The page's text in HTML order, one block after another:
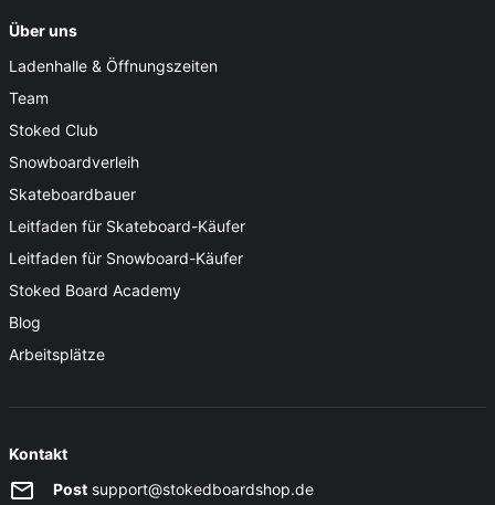
Über uns
Ladenhalle & Öffnungszeiten
Team
Stoked Club
Snowboardverleih
Skateboardbauer
Leitfaden für Skateboard-Käufer
Leitfaden für Snowboard-Käufer
Stoked Board Academy
Blog
Arbeitsplätze
Kontakt
Post support@stokedboardshop.de